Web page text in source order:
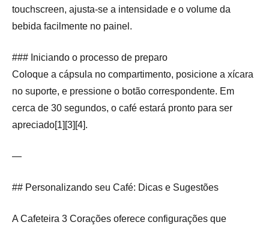
touchscreen, ajusta-se a intensidade e o volume da
bebida facilmente no painel.
### Iniciando o processo de preparo
Coloque a cápsula no compartimento, posicione a xícara
no suporte, e pressione o botão correspondente. Em
cerca de 30 segundos, o café estará pronto para ser
apreciado[1][3][4].
—
## Personalizando seu Café: Dicas e Sugestões
A Cafeteira 3 Corações oferece configurações que